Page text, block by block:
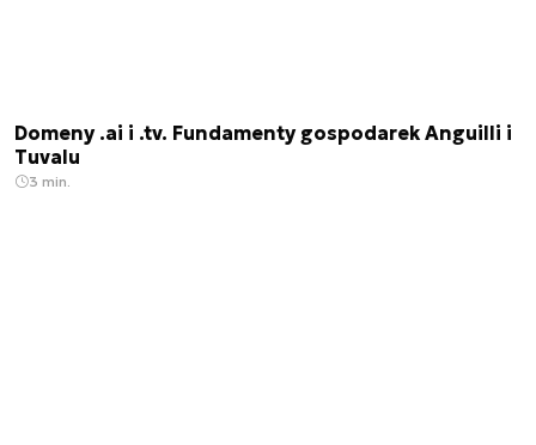
Domeny .ai i .tv. Fundamenty gospodarek Anguilli i
Tuvalu
3 min.